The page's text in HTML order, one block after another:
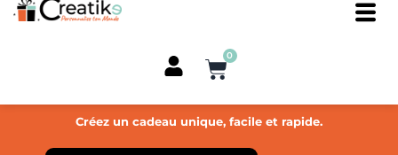
0
Panier
Créez un cadeau unique, facile et rapide.